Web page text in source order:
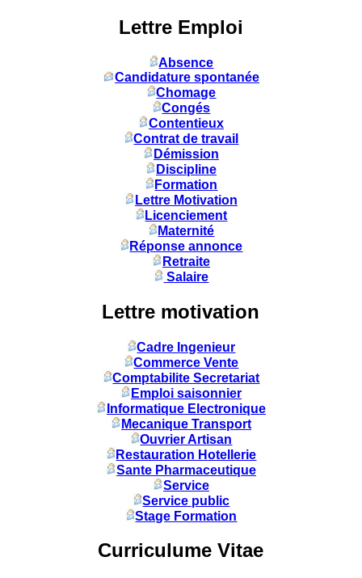
Lettre Emploi
Absence
Candidature spontanée
Chomage
Congés
Contentieux
Contrat de travail
Démission
Discipline
Formation
Lettre Motivation
Licenciement
Maternité
Réponse annonce
Retraite
Salaire
Lettre motivation
Cadre Ingenieur
Commerce Vente
Comptabilite Secretariat
Emploi saisonnier
Informatique Electronique
Mecanique Transport
Ouvrier Artisan
Restauration Hotellerie
Sante Pharmaceutique
Service
Service public
Stage Formation
Curriculume Vitae